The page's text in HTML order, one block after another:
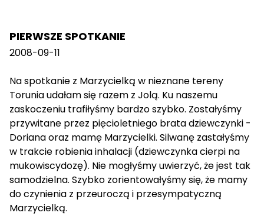
PIERWSZE SPOTKANIE
2008-09-11
Na spotkanie z Marzycielką w nieznane tereny
Torunia udałam się razem z Jolą. Ku naszemu
zaskoczeniu trafiłyśmy bardzo szybko. Zostałyśmy
przywitane przez pięcioletniego brata dziewczynki -
Doriana oraz mamę Marzycielki. Silwanę zastałyśmy
w trakcie robienia inhalacji (dziewczynka cierpi na
mukowiscydozę). Nie mogłyśmy uwierzyć, że jest tak
samodzielna. Szybko zorientowałyśmy się, że mamy
do czynienia z przeuroczą i przesympatyczną
Marzycielką.